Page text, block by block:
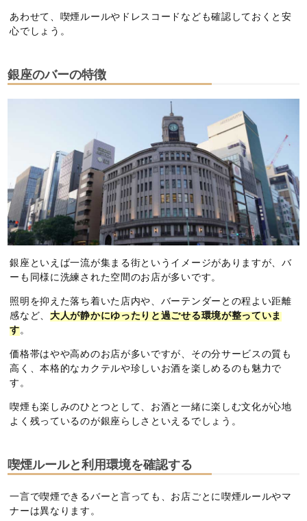
あわせて、喫煙ルールやドレスコードなども確認しておくと安
心でしょう。
銀座のバーの特徴
銀座といえば一流が集まる街というイメージがありますが、バ
ーも同様に洗練された空間のお店が多いです。
照明を抑えた落ち着いた店内や、バーテンダーとの程よい距離
感など、大人が静かにゆったりと過ごせる環境が整っていま
す。
価格帯はやや高めのお店が多いですが、その分サービスの質も
高く、本格的なカクテルや珍しいお酒を楽しめるのも魅力で
す。
喫煙も楽しみのひとつとして、お酒と一緒に楽しむ文化が心地
よく残っているのが銀座らしさといえるでしょう。
喫煙ルールと利用環境を確認する
一言で喫煙できるバーと言っても、お店ごとに喫煙ルールやマ
ナーは異なります。